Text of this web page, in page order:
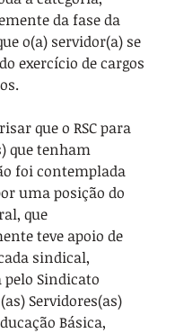
da fase da
o(a) servidor(a) se
exercício de cargos
que o RSC para
que tenham
foi contemplada
uma posição do
que
teve apoio de
sindical,
pelo Sindicato
Servidores(as)
Básica,